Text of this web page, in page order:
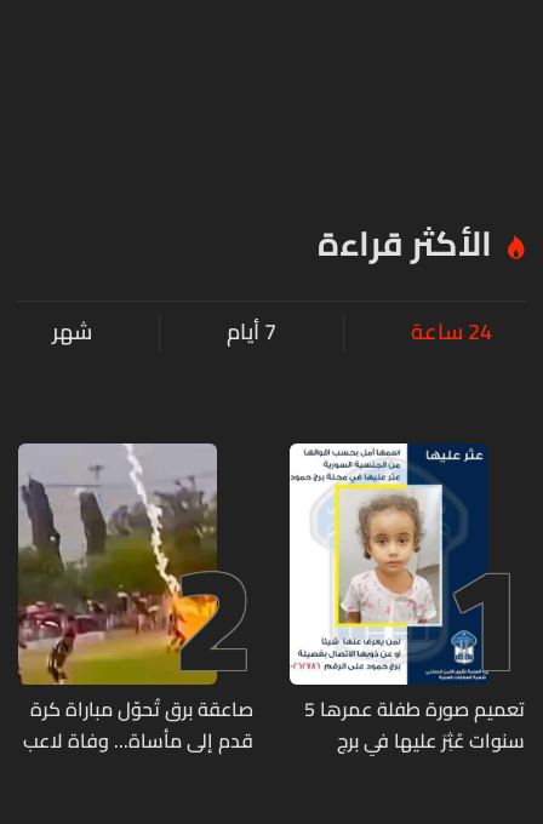
الأكثر قراءة
24 ساعة 7 أيام شهر
1
تعميم صورة طفلة عمرها 5
سنوات عُثِرَ عليها في برج
2
صاعقة برق تُحوّل مباراة كرة
قدم إلى مأساة... وفاة لاعب